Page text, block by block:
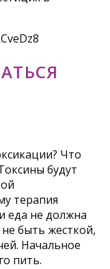
Что
будут
терапия
еда не должна
быть жесткой,
Начальное
пить.